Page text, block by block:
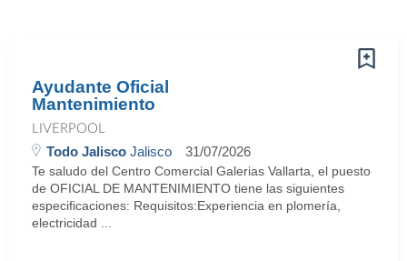
Ayudante Oficial
Mantenimiento
LIVERPOOL
Todo Jalisco Jalisco 31/07/2026
Te saludo del Centro Comercial Galerias Vallarta, el puesto
de OFICIAL DE MANTENIMIENTO tiene las siguientes
especificaciones: Requisitos:Experiencia en plomería,
electricidad ...